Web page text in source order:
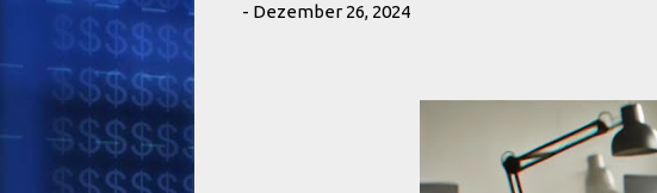
- Dezember 26, 2024